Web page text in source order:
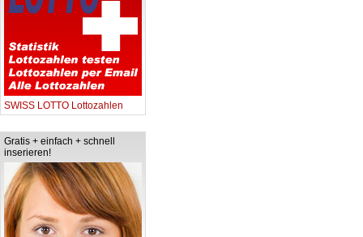
SWISS LOTTO Lottozahlen
Gratis + einfach + schnell
inserieren!